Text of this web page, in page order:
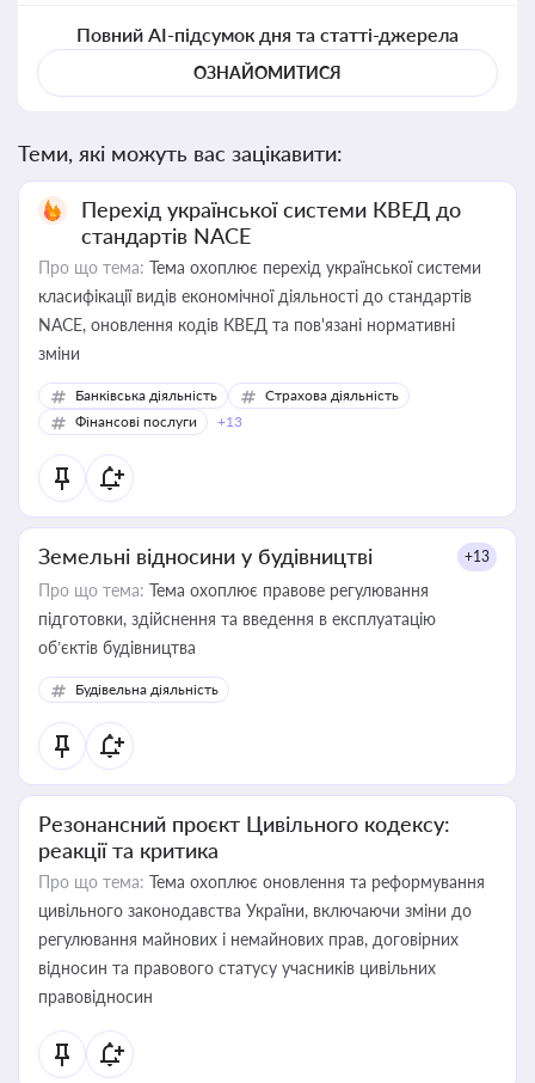
Повний AI-підсумок дня та статті-джерела
ОЗНАЙОМИТИСЯ
Теми, які можуть вас зацікавити:
Перехід української системи КВЕД до
стандартів NACE
Про що тема: Тема охоплює перехід української системи
класифікації видів економічної діяльності до стандартів
NACE, оновлення кодів КВЕД та пов'язані нормативні
зміни
Банківська діяльність
Страхова діяльність
Фінансові послуги
+13
Земельні відносини у будівництві +13
Про що тема: Тема охоплює правове регулювання
підготовки, здійснення та введення в експлуатацію
об’єктів будівництва
Будівельна діяльність
Резонансний проєкт Цивільного кодексу:
реакції та критика
Про що тема: Тема охоплює оновлення та реформування
цивільного законодавства України, включаючи зміни до
регулювання майнових і немайнових прав, договірних
відносин та правового статусу учасників цивільних
правовідносин